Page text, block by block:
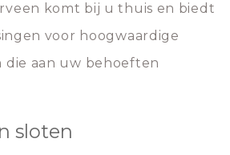
komt bij u thuis en biedt
voor hoogwaardige
die aan uw behoeften
sloten